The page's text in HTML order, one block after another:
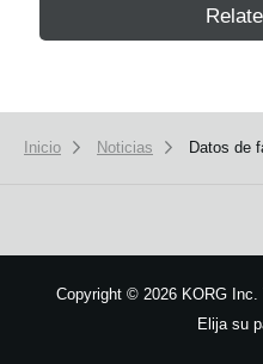
Inicio Noticias Datos de
Copyright © 2026 KORG
Elija su